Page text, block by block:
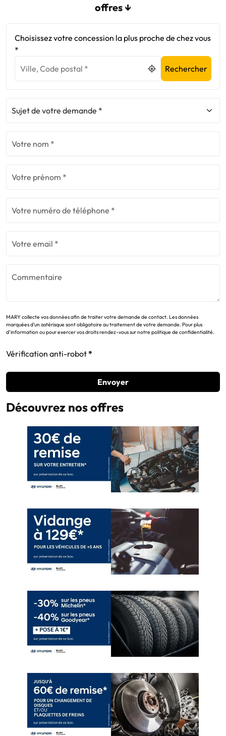
offres ↓
Choisissez votre concession la plus proche de chez vous
*
Rechercher
MARY collecte vos données afin de traiter votre demande de contact. Les données
marquées d'un astérisque sont obligatoire au traitement de votre demande. Pour plus
d’information ou pour exercer vos droits rendez-vous sur notre politique de confidentialité.
Vérification anti-robot
Envoyer
Découvrez nos offres